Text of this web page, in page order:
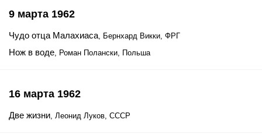
9 марта 1962
Чудо отца Малахиаса, Бернхард Викки, ФРГ
Нож в воде, Роман Полански, Польша
16 марта 1962
Две жизни, Леонид Луков, СССР